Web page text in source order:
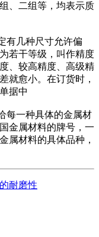
、二组等，均表示质
有几种尺寸允许偏
若干等级，叫作精度
、较高精度、高级精
就愈小。在订货时，
据中
每一种具体的金属材
金属材料的牌号，一
属材料的具体品种，
耐磨性